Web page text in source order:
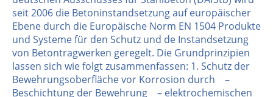
seit 2006 die Betoninstandsetzung auf europäischer
Ebene durch die Europäische Norm EN 1504 Produkte
und Systeme für den Schutz und de Instandsetzung
von Betontragwerken geregelt. Die Grundprinzipien
lassen sich wie folgt zusammenfassen: 1. Schutz der
Bewehrungsoberfläche vor Korrosion durch –
Beschichtung der Bewehrung – elektrochemischen